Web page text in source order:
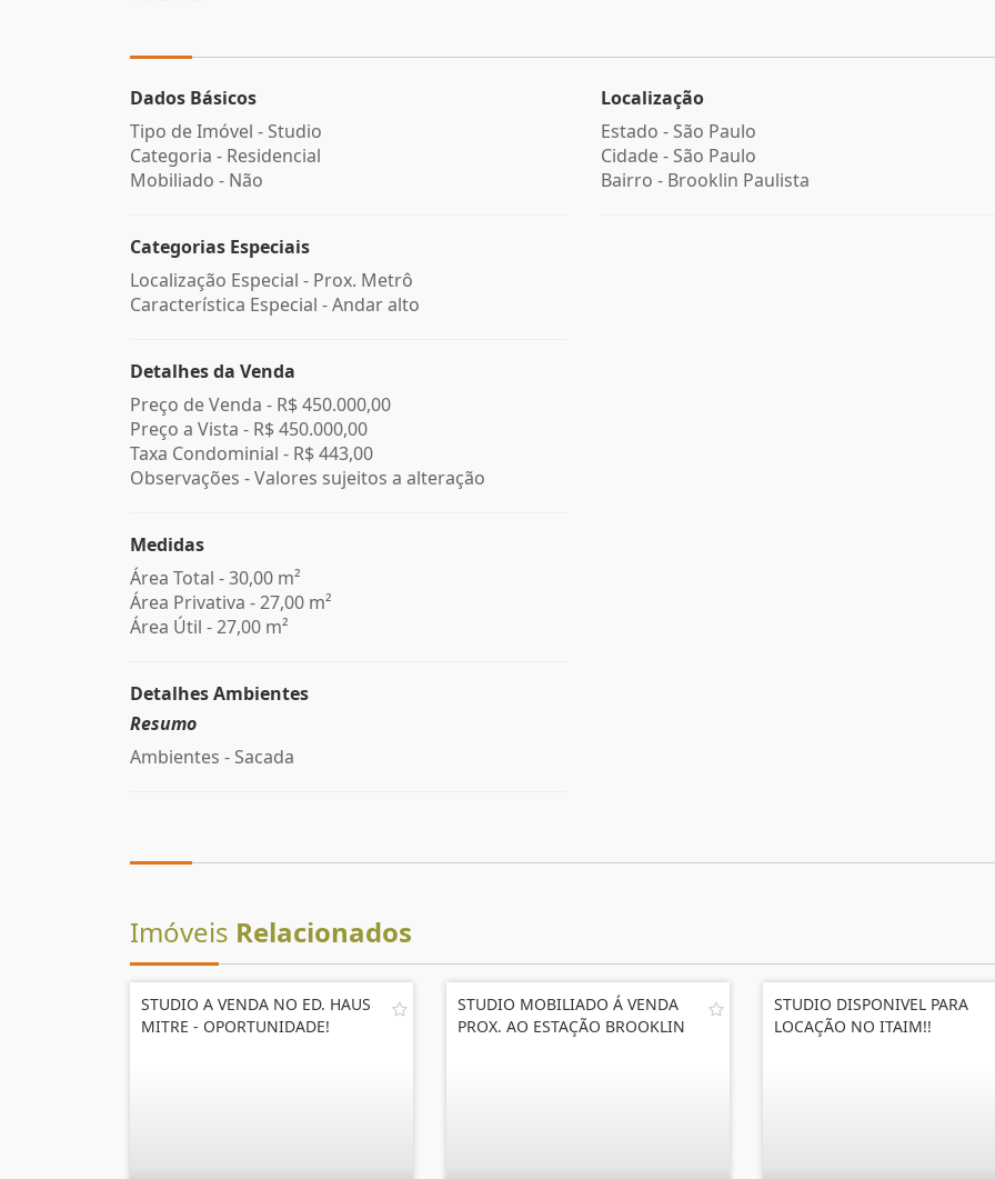
Dados Básicos
Tipo de Imóvel - Studio
Categoria - Residencial
Mobiliado - Não
Categorias Especiais
Localização Especial - Prox. Metrô
Característica Especial - Andar alto
Detalhes da Venda
Preço de Venda - R$ 450.000,00
Preço a Vista - R$ 450.000,00
Taxa Condominial - R$ 443,00
Observações - Valores sujeitos a alteração
Medidas
Área Total - 30,00 m²
Área Privativa - 27,00 m²
Área Útil - 27,00 m²
Detalhes Ambientes
Resumo
Ambientes - Sacada
Localização
Estado - São Paulo
Cidade - São Paulo
Bairro - Brooklin Paulista
Imóveis Relacionados
STUDIO A VENDA NO ED. HAUS
MITRE - OPORTUNIDADE!
STUDIO MOBILIADO Á VENDA
PROX. AO ESTAÇÃO BROOKLIN
STUDIO DISPONIVEL PARA
LOCAÇÃO NO ITAIM!!